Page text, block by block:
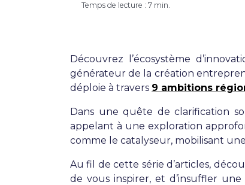
Temps de lecture : 7 min.
Découvrez l’écosystème
générateur de la création
déploie à travers 9 ambitions
Dans une quête de clarification
appelant à une exploration
comme le catalyseur, mobilisant
Au fil de cette série d’articles,
de vous inspirer, et d’insuffler